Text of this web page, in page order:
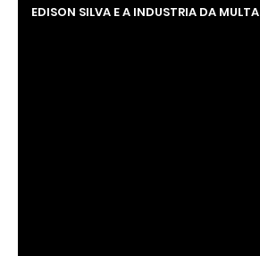
EDISON SILVA E A INDUSTRIA DA MULTA